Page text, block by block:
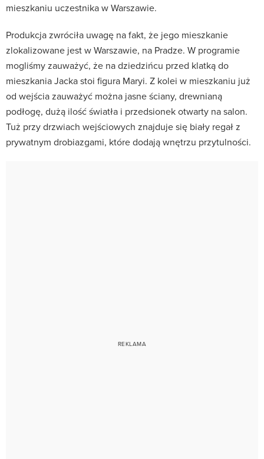
mieszkaniu uczestnika w Warszawie.
Produkcja zwróciła uwagę na fakt, że jego mieszkanie
zlokalizowane jest w Warszawie, na Pradze. W programie
mogliśmy zauważyć, że na dziedzińcu przed klatką do
mieszkania Jacka stoi figura Maryi. Z kolei w mieszkaniu już
od wejścia zauważyć można jasne ściany, drewnianą
podłogę, dużą ilość światła i przedsionek otwarty na salon.
Tuż przy drzwiach wejściowych znajduje się biały regał z
prywatnym drobiazgami, które dodają wnętrzu przytulności.